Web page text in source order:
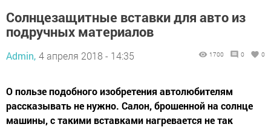
Солнцезащитные вставки для авто из
подручных материалов
Admin, 4 апреля 2018 - 14:35 1700 0 0
О пользе подобного изобретения автолюбителям
рассказывать не нужно. Салон, брошенной на солнце
машины, с такими вставками нагревается не так